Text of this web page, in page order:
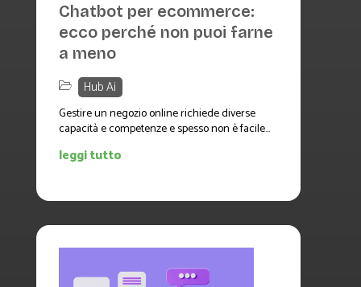
Chatbot per ecommerce:
ecco perché non puoi farne
a meno
Hub Ai
Gestire un negozio online richiede diverse
capacità e competenze e spesso non è facile...
leggi tutto